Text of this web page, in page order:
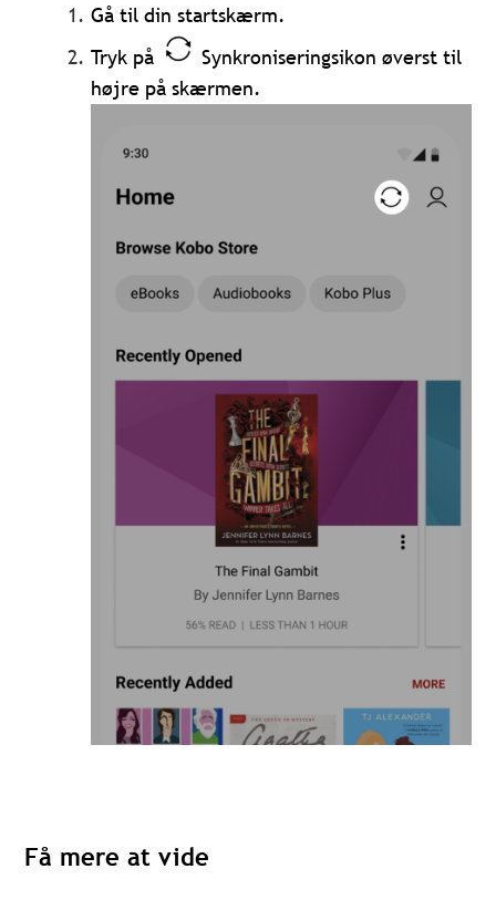
Gå til din startskærm.
Tryk på
Synkroniseringsikon øverst til
højre på skærmen.
Få mere at vide